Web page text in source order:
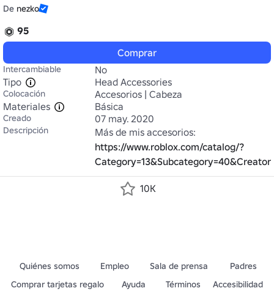
De nezko
95
Comprar
Intercambiable
No
Tipo
Head Accessories
Colocación
Accesorios | Cabeza
Materiales
Básica
Creado 07 may. 2020
Descripción
https://www.roblox.com/catalog/?
10K
Quiénes somos Empleo Sala de prensa
Padres
Comprar tarjetas regalo
Ayuda Términos Accesibilidad